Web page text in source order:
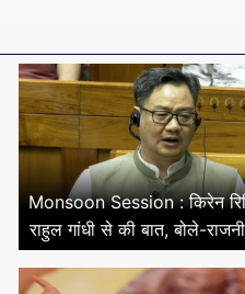
Monsoon Session : किरेन
राहुल गांधी से की बात, बोले-